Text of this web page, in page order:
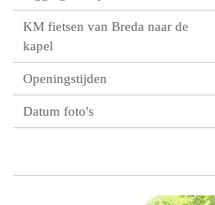
KM fietsen van Breda naar de
kapel
Openingstijden
Datum foto's